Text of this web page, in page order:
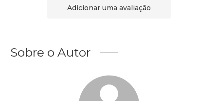
Adicionar uma avaliação
Sobre o Autor